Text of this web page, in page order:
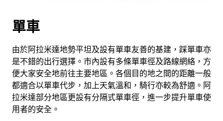
單車
由於阿拉米達地勢平坦及設有單車友善的基建，踩單車亦
是不錯的出行選擇。市內設有多條單車徑及路線網絡，方
便大家安全地前往主要地區。各個目的地之間的距離一般
都適合以單車代步，加上天氣溫和，騎行亦較為舒適。阿
拉米達部分地區更設有分隔式單車徑，進一步提升單車使
用者的安全。